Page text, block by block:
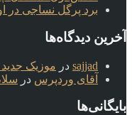
برد پرگل نساجی در
آخرین دیدگاه‌ها
sajjad در موزیک جدید
آقای وردپرس در
بایگانی‌ها